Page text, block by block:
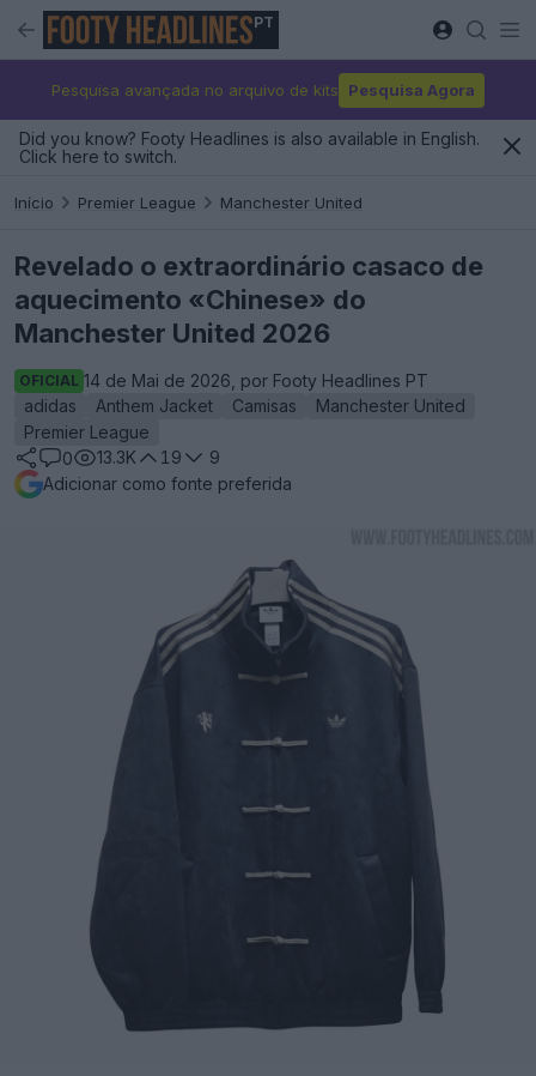
PT
Pesquisa avançada no arquivo de kits Pesquisa Agora
Did you know? Footy Headlines is also available in English.
Click here to switch.
Início Premier League Manchester United
Revelado o extraordinário casaco de
aquecimento «Chinese» do
Manchester United 2026
OFICIAL 14 de Mai de 2026, por Footy Headlines PT
adidas
Anthem Jacket Camisas
Manchester United
Premier League
0
13.3K 19
9
Adicionar como fonte preferida